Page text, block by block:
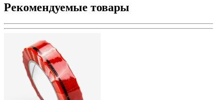
Рекомендуемые товары